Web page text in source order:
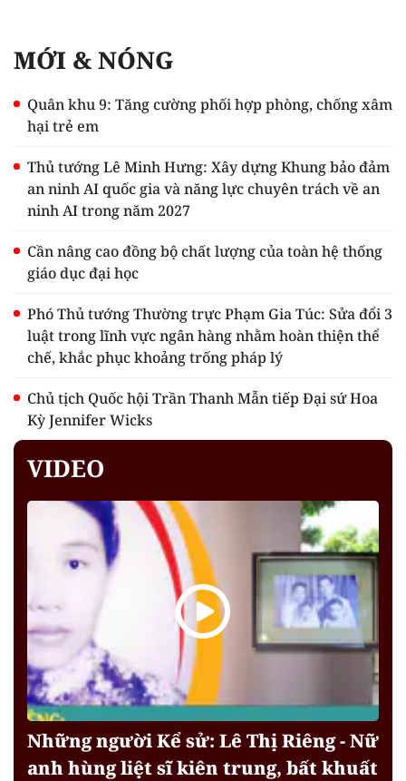
MỚI & NÓNG
Quân khu 9: Tăng cường phối hợp phòng, chống xâm
hại trẻ em
Thủ tướng Lê Minh Hưng: Xây dựng Khung bảo đảm
an ninh AI quốc gia và năng lực chuyên trách về an
ninh AI trong năm 2027
Cần nâng cao đồng bộ chất lượng của toàn hệ thống
giáo dục đại học
Phó Thủ tướng Thường trực Phạm Gia Túc: Sửa đổi 3
luật trong lĩnh vực ngân hàng nhằm hoàn thiện thể
chế, khắc phục khoảng trống pháp lý
Chủ tịch Quốc hội Trần Thanh Mẫn tiếp Đại sứ Hoa
Kỳ Jennifer Wicks
VIDEO
Những người Kể sử: Lê Thị Riêng - Nữ
anh hùng liệt sĩ kiên trung, bất khuất